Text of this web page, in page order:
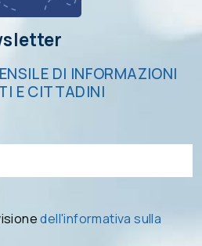
DI INFORMAZIONI
E CITTADINI
dell'informativa sulla